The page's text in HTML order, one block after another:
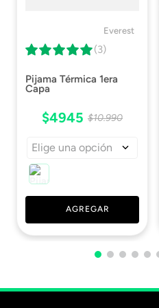
Everest
(3)
Pijama Térmica 1era
Capa
$4945 $10.990
Elige una opción
AGREGAR